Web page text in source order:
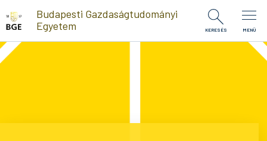
Ugrás a tartalomra
Budapesti Gazdaságtudományi
Egyetem
KERESÉS MENÜ